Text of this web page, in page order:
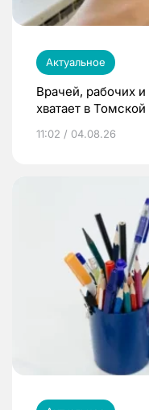
Актуальное
Врачей, рабочих
хватает в
11:02 / 04.08.26